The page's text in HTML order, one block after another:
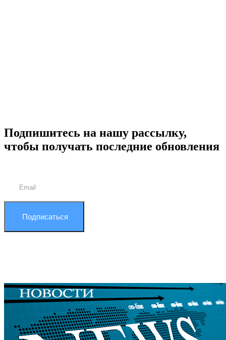
Подпишитесь на нашу рассылку,
чтобы получать последние обновления
Подписаться